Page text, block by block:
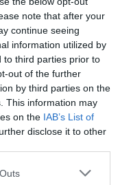
note that after your
continue seeing
information utilized by
to third parties prior to
out of the further
by third parties on the
This information may
on the IAB’s List of
disclose it to other